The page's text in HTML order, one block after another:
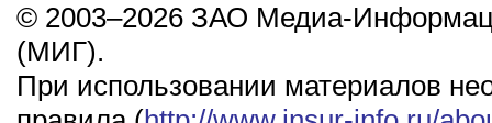
© 2003–2026 ЗАО Медиа-
(МИГ).
При использовании материалов